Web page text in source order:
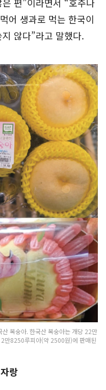
편”이라면서 “호주나
어 생과로 먹는 한국이
않다”라고 말했다.
복숭아. 한국산 복숭아는 개당 22만
만8250루피아(약 2500원)에 판매된
랑